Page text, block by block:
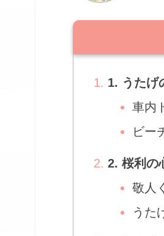
1. うたげ
車内
ビー
2. 桜利の
敬人
うた